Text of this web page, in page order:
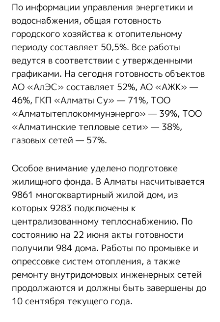
По информации управления энергетики и
водоснабжения, общая готовность
городского хозяйства к отопительному
периоду составляет 50,5%. Все работы
ведутся в соответствии с утвержденными
графиками. На сегодня готовность объектов
АО «АлЭС» составляет 52%, АО «АЖК» —
46%, ГКП «Алматы Су» — 71%, ТОО
«Алматытеплокоммунэнерго» — 39%, ТОО
«Алматинские тепловые сети» — 38%,
газовых сетей — 57%.
Особое внимание уделено подготовке
жилищного фонда. В Алматы насчитывается
9861 многоквартирный жилой дом, из
которых 9283 подключены к
централизованному теплоснабжению. По
состоянию на 22 июня акты готовности
получили 984 дома. Работы по промывке и
опрессовке систем отопления, а также
ремонту внутридомовых инженерных сетей
продолжаются и должны быть завершены до
10 сентября текущего года.